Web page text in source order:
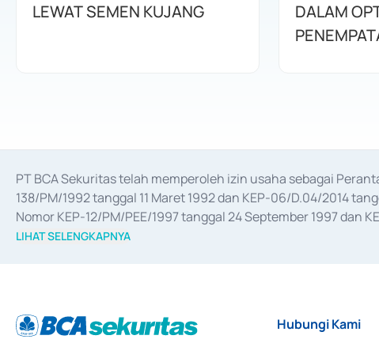
LEWAT SEMEN KUJANG
DALAM
PT BCA Sekuritas telah memperoleh izin usaha sebagai
138/PM/1992 tanggal 11 Maret 1992 dan KEP-06/D.04/2014
Nomor KEP-12/PM/PEE/1997 tanggal 24 September 1997 dan
merger, akuisisi, divestasi, dan
LIHAT SELENGKAPNYA
Hubungi Kami